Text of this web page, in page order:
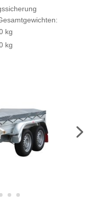
kg
kg